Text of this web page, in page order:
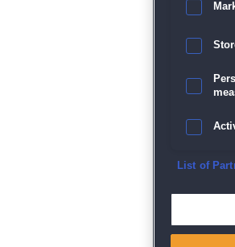
List of